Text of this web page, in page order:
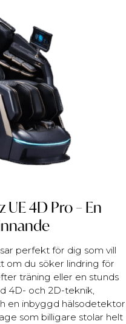
UE 4D Pro – En
perfekt för dig som vill
om du söker lindring för
träning eller en stunds
4D- och 2D-teknik,
en inbyggd hälsodetektor
som billigare stolar helt